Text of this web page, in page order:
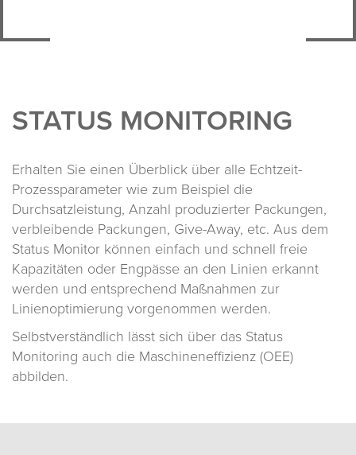
STATUS MONITORING
Erhalten Sie einen Überblick über alle Echtzeit-
Prozessparameter wie zum Beispiel die
Durchsatzleistung, Anzahl produzierter Packungen,
verbleibende Packungen, Give-Away, etc. Aus dem
Status Monitor können einfach und schnell freie
Kapazitäten oder Engpässe an den Linien erkannt
werden und entsprechend Maßnahmen zur
Linienoptimierung vorgenommen werden.
Selbstverständlich lässt sich über das Status
Monitoring auch die Maschineneffizienz (OEE)
abbilden.